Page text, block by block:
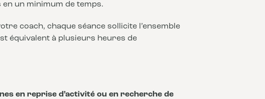
un minimum de temps.
coach, chaque séance sollicite l’ensemble
équivalent à plusieurs heures de
en reprise d’activité ou en recherche de